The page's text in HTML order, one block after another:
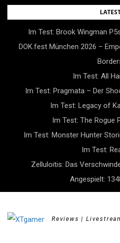
Skip
Im Test: Brook Wingman
DOK.fest München 2026 –
Im Test: All
Im Test: Pragmata – Der
Im Test: Legacy of
Im Test: The Rogue
Im Test: Monster Hunter
Im Test:
Zelluloitis: Das
Angespielt:
Reviews |